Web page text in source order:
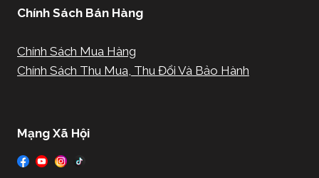
Chính Sách Bán Hàng
Chính Sách Mua Hàng
Chính Sách Thu Mua, Thu Đổi Và Bảo Hành
Mạng Xã Hội